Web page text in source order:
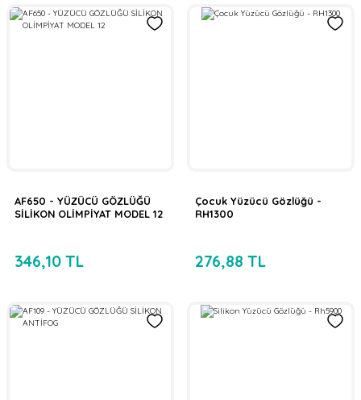
AF650 - YÜZÜCÜ GÖZLÜĞÜ
SİLİKON OLİMPİYAT MODEL 12
346,10 TL
Çocuk Yüzücü Gözlüğü -
RH1300
276,88 TL